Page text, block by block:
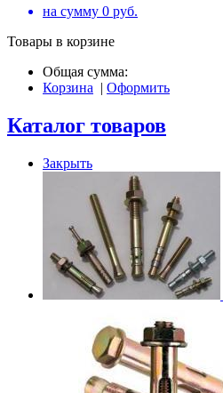
на сумму 0 руб.
Товары в корзине
Общая сумма:
Корзина | Оформить
Каталог товаров
Закрыть